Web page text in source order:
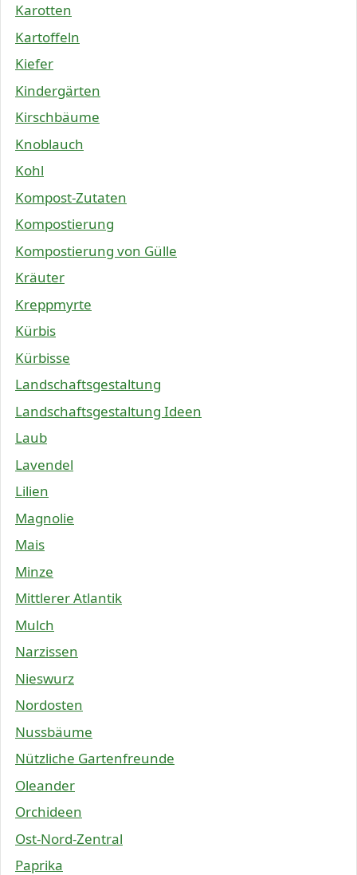
Karotten
Kartoffeln
Kiefer
Kindergärten
Kirschbäume
Knoblauch
Kohl
Kompost-Zutaten
Kompostierung
Kompostierung von Gülle
Kräuter
Kreppmyrte
Kürbis
Kürbisse
Landschaftsgestaltung
Landschaftsgestaltung Ideen
Laub
Lavendel
Lilien
Magnolie
Mais
Minze
Mittlerer Atlantik
Mulch
Narzissen
Nieswurz
Nordosten
Nussbäume
Nützliche Gartenfreunde
Oleander
Orchideen
Ost-Nord-Zentral
Paprika